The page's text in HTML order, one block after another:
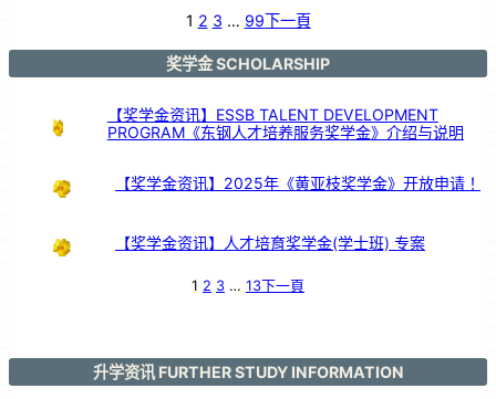
秀
1 2 3 … 99下一頁
奖学金 SCHOLARSHIP
【奖学金资讯】ESSB TALENT DEVELOPMENT
PROGRAM《东钢人才培养服务奖学金》介绍与说明
【奖学金资讯】2025年《黄亚枝奖学金》开放申请！
【奖学金资讯】人才培育奖学金(学士班) 专案
1 2 3 … 13下一頁
升学资讯 FURTHER STUDY INFORMATION